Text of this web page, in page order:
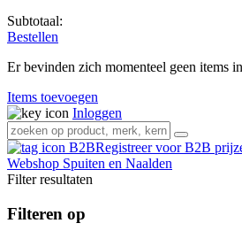
Subtotaal:
Bestellen
Er bevinden zich momenteel geen items
Items toevoegen
Inloggen
Registreer voor B2B
Webshop Spuiten en Naalden
Filter resultaten
Filteren op